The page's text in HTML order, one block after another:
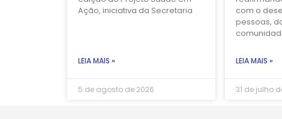
Ação, iniciativa da Secretaria
LEIA MAIS »
5 de agosto de 2026
com o
pessoas,
LEIA MAIS »
31 de julho